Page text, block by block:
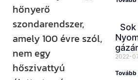
hőnyerő
szondarendszer,
amely 100 évre szól,
nem egy
hőszivattyú
Sok
2022-
Tovább